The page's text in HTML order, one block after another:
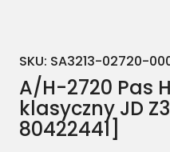
SKU: SA3213-02720-
A/H-2720 Pas
klasyczny JD
80422441]